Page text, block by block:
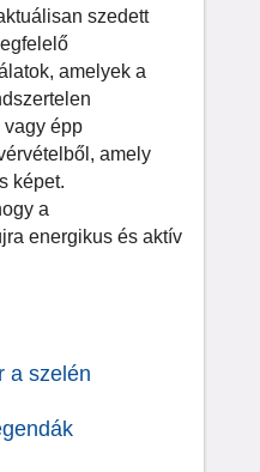
szedett
amelyek a
vagy épp
amely
képet.
a
energikus és aktív
a szelén